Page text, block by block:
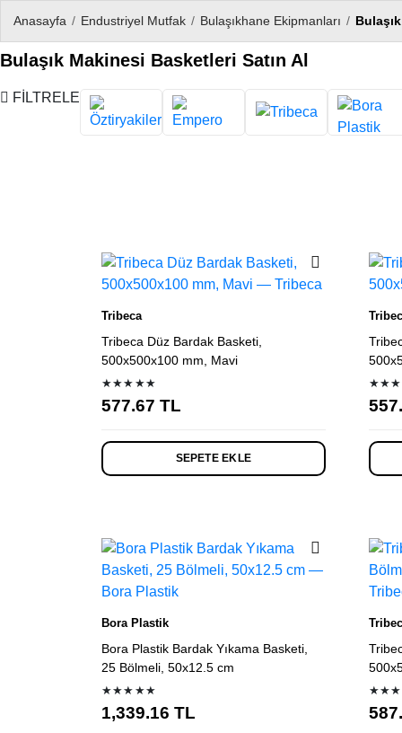
Anasayfa / Endustriyel Mutfak / Bulaşıkhane Ekipmanları /
Bulaşık Makinesi Basketleri Satın Al
FİLTRELE
Ürün listesi
Tribeca
Tribeca Düz Bardak Basketi,
500x500x100 mm, Mavi
★★★★★
577.67 TL
SEPETE EKLE
Bora Plastik
Bora Plastik Bardak Yıkama Basketi,
25 Bölmeli, 50x12.5 cm
★★★★★
1,339.16 TL